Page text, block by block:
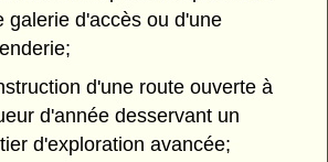
galerie d'accès ou d'une
d'une route ouverte à
d'année desservant un
d'exploration avancée;